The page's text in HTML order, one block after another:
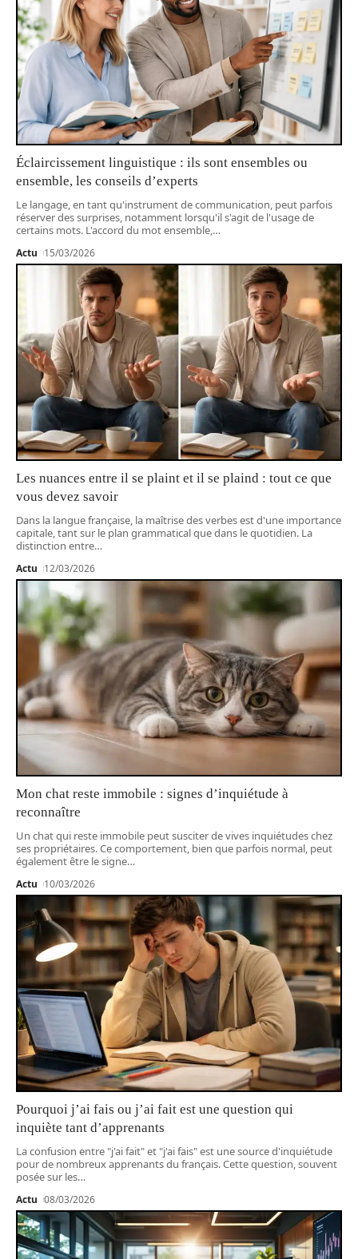
Éclaircissement linguistique : ils sont ensembles ou
ensemble, les conseils d’experts
Le langage, en tant qu'instrument de communication, peut parfois
réserver des surprises, notamment lorsqu'il s'agit de l'usage de
certains mots. L'accord du mot ensemble,…
Actu 15/03/2026
Les nuances entre il se plaint et il se plaind : tout ce que
vous devez savoir
Dans la langue française, la maîtrise des verbes est d'une importance
capitale, tant sur le plan grammatical que dans le quotidien. La
distinction entre…
Actu 12/03/2026
Mon chat reste immobile : signes d’inquiétude à
reconnaître
Un chat qui reste immobile peut susciter de vives inquiétudes chez
ses propriétaires. Ce comportement, bien que parfois normal, peut
également être le signe…
Actu 10/03/2026
Pourquoi j’ai fais ou j’ai fait est une question qui
inquiète tant d’apprenants
La confusion entre "j'ai fait" et "j'ai fais" est une source d'inquiétude
pour de nombreux apprenants du français. Cette question, souvent
posée sur les…
Actu 08/03/2026